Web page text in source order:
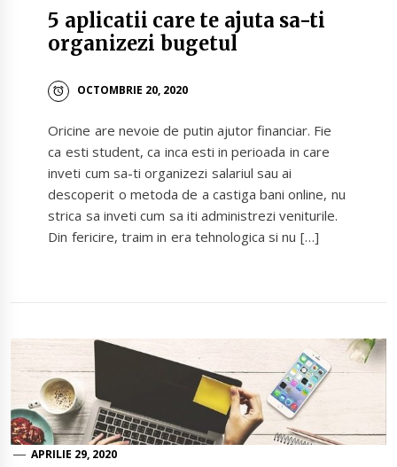
5 aplicatii care te ajuta sa-ti
organizezi bugetul
OCTOMBRIE 20, 2020
Oricine are nevoie de putin ajutor financiar. Fie
ca esti student, ca inca esti in perioada in care
inveti cum sa-ti organizezi salariul sau ai
descoperit o metoda de a castiga bani online, nu
strica sa inveti cum sa iti administrezi veniturile.
Din fericire, traim in era tehnologica si nu […]
APRILIE 29, 2020